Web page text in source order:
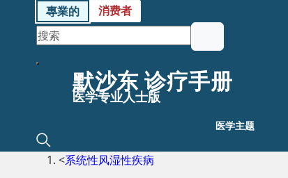
專業的 消费者
默沙东 诊疗手册
医学专业人士版
医学主题
<系统性风湿性疾病